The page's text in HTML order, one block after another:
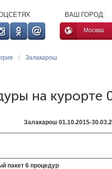
ВАШ ГОРОД:
Москва
/ Залакарош
на курорте
Залакарош 01.10.2015-
пакет 6 процедур